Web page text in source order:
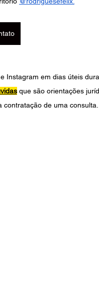
Instagram em dias úteis
que são orientações
de uma consulta.